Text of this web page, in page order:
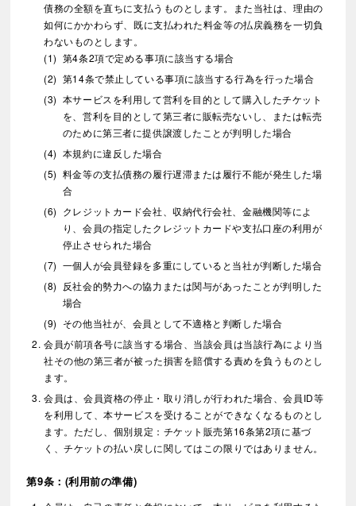
債務の全額を直ちに支払うものとします。また当社は、理由の
如何にかかわらず、既に支払われた料金等の払戻義務を一切負
わないものとします。
第4条2項で定める事項に該当する場合
第14条で禁止している事項に該当する行為を行った場合
本サービスを利用して営利を目的として購入したチケット
を、営利を目的として第三者に販転売ないし、または転売
のために第三者に提供譲渡したことが判明した場合
本規約に違反した場合
料金等の支払債務の履行遅滞または履行不能が発生した場
合
クレジットカード会社、収納代行会社、金融機関等によ
り、会員の指定したクレジットカードや支払口座の利用が
停止させられた場合
一個人が会員登録を多重にしていると当社が判断した場合
反社会的勢力への協力または関与があったことが判明した
場合
その他当社が、会員として不適格と判断した場合
会員が前項各号に該当する場合、当該会員は当該行為により当
社その他の第三者が被った損害を賠償する責めを負うものとし
ます。
会員は、会員資格の停止・取り消しが行われた場合、会員ID等
を利用して、本サービスを受けることができなくなるものとし
ます。ただし、個別規定：チケット販売第16条第2項に基づ
く、チケットの払い戻しに関してはこの限りではありません。
第9条：(利用前の準備)